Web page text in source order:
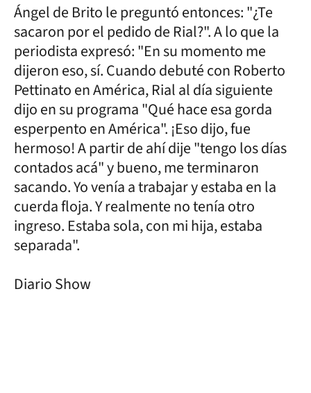
Ángel de Brito le preguntó entonces: "¿Te
sacaron por el pedido de Rial?". A lo que la
periodista expresó: "En su momento me
dijeron eso, sí. Cuando debuté con Roberto
Pettinato en América, Rial al día siguiente
dijo en su programa "Qué hace esa gorda
esperpento en América". ¡Eso dijo, fue
hermoso! A partir de ahí dije "tengo los días
contados acá" y bueno, me terminaron
sacando. Yo venía a trabajar y estaba en la
cuerda floja. Y realmente no tenía otro
ingreso. Estaba sola, con mi hija, estaba
separada".
Diario Show